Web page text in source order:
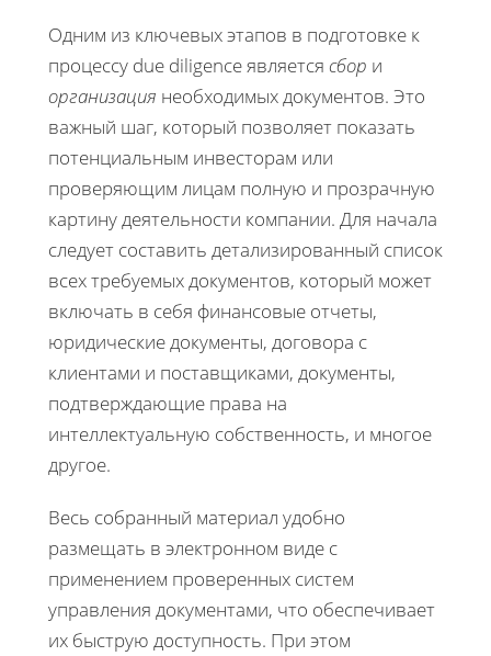
Одним из ключевых этапов в подготовке к
процессу due diligence является сбор и
организация необходимых документов. Это
важный шаг, который позволяет показать
потенциальным инвесторам или
проверяющим лицам полную и прозрачную
картину деятельности компании. Для начала
следует составить детализированный список
всех требуемых документов, который может
включать в себя финансовые отчеты,
юридические документы, договора с
клиентами и поставщиками, документы,
подтверждающие права на
интеллектуальную собственность, и многое
другое.
Весь собранный материал удобно
размещать в электронном виде с
применением проверенных систем
управления документами, что обеспечивает
их быструю доступность. При этом